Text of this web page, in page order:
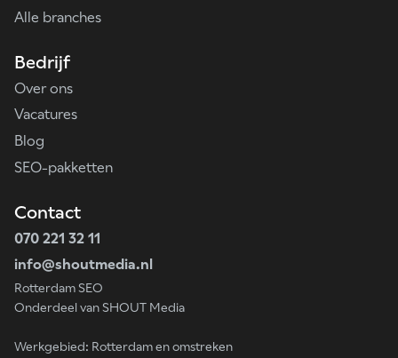
Alle branches
Bedrijf
Over ons
Vacatures
Blog
SEO-pakketten
Contact
070 221 32 11
info@shoutmedia.nl
Rotterdam SEO
Onderdeel van SHOUT Media
Werkgebied: Rotterdam en omstreken